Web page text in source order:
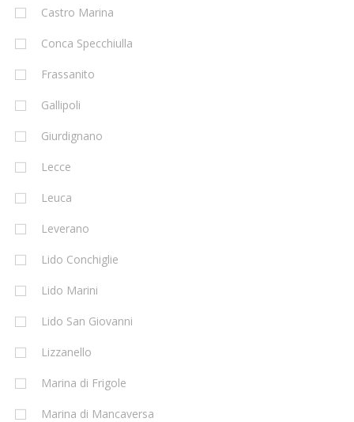
Castro Marina
Conca Specchiulla
Frassanito
Gallipoli
Giurdignano
Lecce
Leuca
Leverano
Lido Conchiglie
Lido Marini
Lido San Giovanni
Lizzanello
Marina di Frigole
Marina di Mancaversa